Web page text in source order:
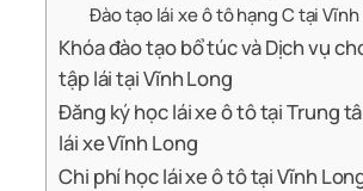
Đào tạo lái xe ô tô hạng C tại Vĩnh
Khóa đào tạo bổ túc và Dịch vụ
tập lái tại Vĩnh Long
Đăng ký học lái xe ô tô tại Trung
lái xe Vĩnh Long
Chi phí học lái xe ô tô tại Vĩnh